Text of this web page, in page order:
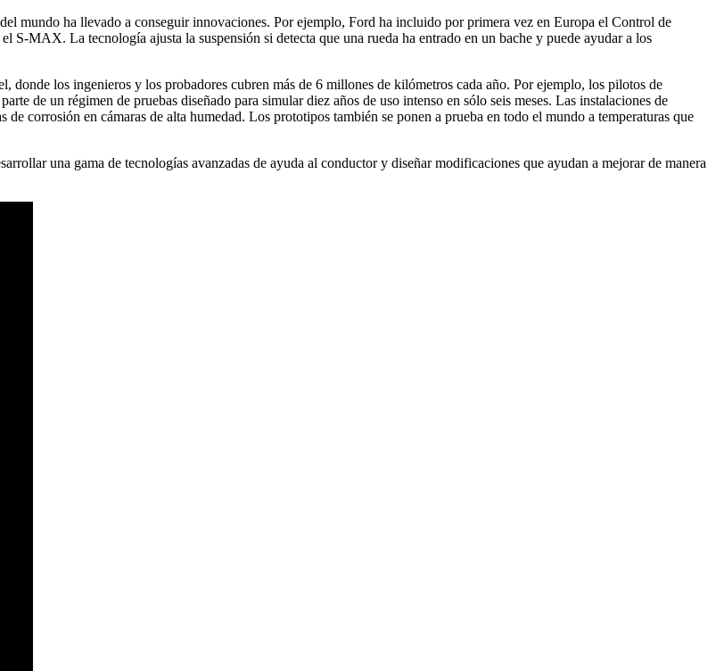
mundo ha llevado a conseguir innovaciones. Por ejemplo, Ford ha incluido por primera vez en Europa el Control de
MAX. La tecnología ajusta la suspensión si detecta que una rueda ha entrado en un bache y puede ayudar a los
donde los ingenieros y los probadores cubren más de 6 millones de kilómetros cada año. Por ejemplo, los pilotos de
de un régimen de pruebas diseñado para simular diez años de uso intenso en sólo seis meses. Las instalaciones de
corrosión en cámaras de alta humedad. Los prototipos también se ponen a prueba en todo el mundo a temperaturas que
una gama de tecnologías avanzadas de ayuda al conductor y diseñar modificaciones que ayudan a mejorar de manera